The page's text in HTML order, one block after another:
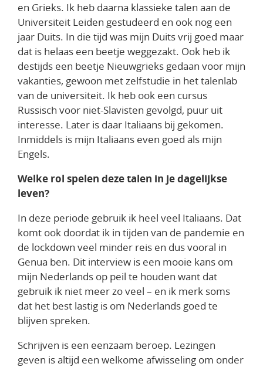
en Grieks. Ik heb daarna klassieke talen aan de
Universiteit Leiden gestudeerd en ook nog een
jaar Duits. In die tijd was mijn Duits vrij goed maar
dat is helaas een beetje weggezakt. Ook heb ik
destijds een beetje Nieuwgrieks gedaan voor mijn
vakanties, gewoon met zelfstudie in het talenlab
van de universiteit. Ik heb ook een cursus
Russisch voor niet-Slavisten gevolgd, puur uit
interesse. Later is daar Italiaans bij gekomen.
Inmiddels is mijn Italiaans even goed als mijn
Engels.
Welke rol spelen deze talen in je dagelijkse
leven?
In deze periode gebruik ik heel veel Italiaans. Dat
komt ook doordat ik in tijden van de pandemie en
de lockdown veel minder reis en dus vooral in
Genua ben. Dit interview is een mooie kans om
mijn Nederlands op peil te houden want dat
gebruik ik niet meer zo veel – en ik merk soms
dat het best lastig is om Nederlands goed te
blijven spreken.
Schrijven is een eenzaam beroep. Lezingen
geven is altijd een welkome afwisseling om onder